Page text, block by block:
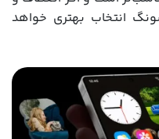
انتخاب بهتری خواهد